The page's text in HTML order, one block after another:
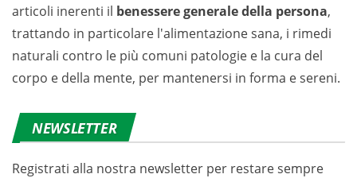
articoli inerenti il benessere generale della persona,
trattando in particolare l'alimentazione sana, i rimedi
naturali contro le più comuni patologie e la cura del
corpo e della mente, per mantenersi in forma e sereni.
NEWSLETTER
Registrati alla nostra newsletter per restare sempre